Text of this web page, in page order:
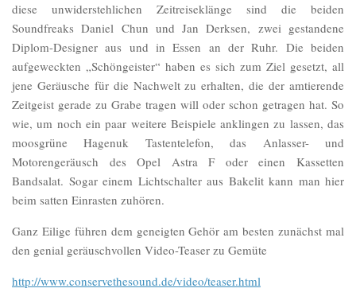
diese unwiderstehlichen Zeitreiseklänge sind die beiden
Soundfreaks Daniel Chun und Jan Derksen, zwei gestandene
Diplom-Designer aus und in Essen an der Ruhr. Die beiden
aufgeweckten „Schöngeister“ haben es sich zum Ziel gesetzt, all
jene Geräusche für die Nachwelt zu erhalten, die der amtierende
Zeitgeist gerade zu Grabe tragen will oder schon getragen hat. So
wie, um noch ein paar weitere Beispiele anklingen zu lassen, das
moosgrüne Hagenuk Tastentelefon, das Anlasser- und
Motorengeräusch des Opel Astra F oder einen Kassetten
Bandsalat. Sogar einem Lichtschalter aus Bakelit kann man hier
beim satten Einrasten zuhören.
Ganz Eilige führen dem geneigten Gehör am besten zunächst mal
den genial geräuschvollen Video-Teaser zu Gemüte
http://www.conservethesound.de/video/teaser.html